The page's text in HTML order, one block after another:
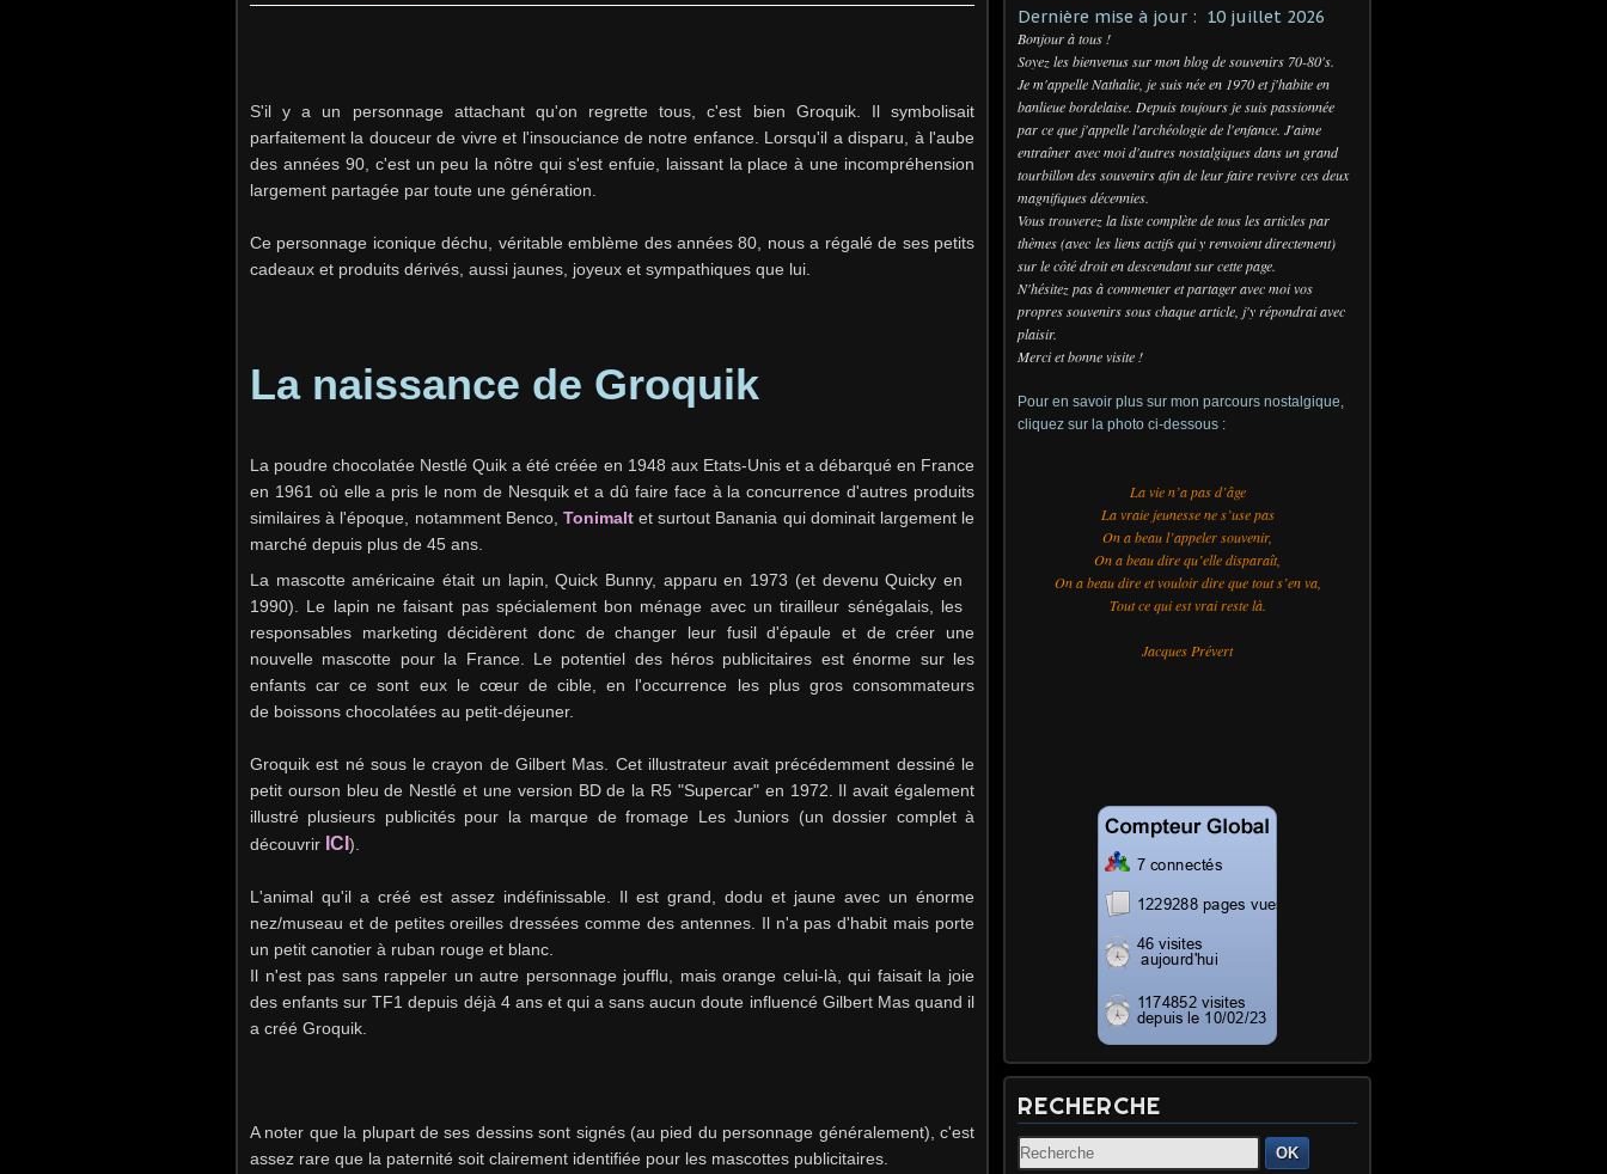
S'il y a un personnage attachant qu'on regrette tous, c'est bien Groquik. Il symbolisait
parfaitement la douceur de vivre et l'insouciance de notre enfance. Lorsqu'il a disparu, à l'aube
des années 90, c'est un peu la nôtre qui s'est enfuie, laissant la place à une incompréhension
largement partagée par toute une génération.
Ce personnage iconique déchu, véritable emblème des années 80, nous a régalé de ses petits
cadeaux et produits dérivés, aussi jaunes, joyeux et sympathiques que lui.
La naissance de Groquik
La poudre chocolatée Nestlé Quik a été créée en 1948 aux Etats-Unis et a débarqué en France
en 1961 où elle a pris le nom de Nesquik et a dû faire face à la concurrence d'autres produits
similaires à l'époque, notamment Benco, Tonimaltet surtout Banania qui dominait largement le
marché depuis plus de 45 ans.
La mascotte américaine était un lapin, Quick Bunny, apparu en 1973 (et devenu Quicky en
1990). Le lapin ne faisant pas spécialement bon ménage avec un tirailleur sénégalais, les
responsables marketing décidèrent donc de changer leur fusil d'épaule et de créer une
nouvelle mascotte pour la France. Le potentiel des héros publicitaires est énorme sur les
enfants car ce sont eux le cœur de cible, en l'occurrence les plus gros consommateurs
de boissons chocolatées au petit-déjeuner.
Groquik est né sous le crayon de Gilbert Mas. Cet illustrateur avait précédemment dessiné le
petit ourson bleu de Nestlé et une version BD de la R5 "Supercar" en 1972. Il avait également
illustré plusieurs publicités pour la marque de fromage Les Juniors (un dossier complet à
découvrir ICI ).
L'animal qu'il a créé est assez indéfinissable. Il est grand, dodu et jaune avec un énorme
nez/museau et de petites oreilles dressées comme des antennes. Il n'a pas d'habit mais porte
un petit canotier à ruban rouge et blanc.
Il n'est pas sans rappeler un autre personnage joufflu, mais orange celui-là, qui faisait la joie
des enfants sur TF1 depuis déjà 4 ans et qui a sans aucun doute influencé Gilbert Mas quand il
a créé Groquik.
A noter que la plupart de ses dessins sont signés (au pied du personnage généralement), c'est
assez rare que la paternité soit clairement identifiée pour les mascottes publicitaires.
Dernière mise à jour : 10 juillet 2026
Bonjour à tous !
Soyez les bienvenus sur mon blog de souvenirs 70-80's.
Je m'appelle Nathalie, je suis née en 1970 et j'habite en
banlieue bordelaise. Depuis toujours je suis passionnée
par ce que j'appelle l'archéologie de l'enfance. J'aime
entraîner avec moi d'autres nostalgiques dans un grand
tourbillon des souvenirs afin de leur faire revivre ces deux
magnifiques décennies.
Vous trouverez la liste complète de tous les articles par
thèmes (avec les liens actifs qui y renvoient directement)
sur le côté droit en descendant sur cette page.
N'hésitez pas à commenter et partager avec moi vos
propres souvenirs sous chaque article, j'y répondrai avec
plaisir.
Merci et bonne visite !
Pour en savoir plus sur mon parcours nostalgique,
cliquez sur la photo ci-dessous :
La vie n’a pas d’âge
La vraie jeunesse ne s’use pas
On a beau l’appeler souvenir,
On a beau dire qu’elle disparaît,
On a beau dire et vouloir dire que tout s’en va,
Tout ce qui est vrai reste là.
Jacques Prévert
RECHERCHE
OK